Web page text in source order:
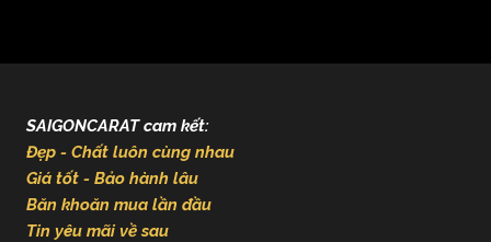
SAIGONCARAT cam kết:
Đẹp - Chất luôn cùng nhau
Giá tốt - Bảo hành lâu
Băn khoăn mua lần đầu
Tin yêu mãi về sau